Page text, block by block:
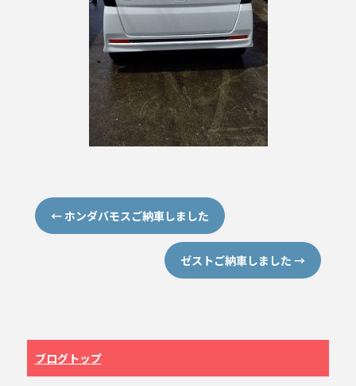
←ホンダバモスご納車しました
ゼストご納車しました→
ブログトップ